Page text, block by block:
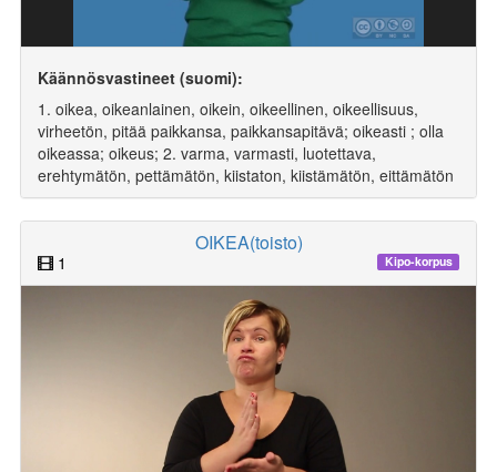
Käännösvastineet (suomi):
1. oikea, oikeanlainen, oikein, oikeellinen, oikeellisuus,
virheetön, pitää paikkansa, paikkansapitävä; oikeasti ; olla
oikeassa; oikeus; 2. varma, varmasti, luotettava,
erehtymätön, pettämätön, kiistaton, kiistämätön, eittämätön
OIKEA(toisto)
1 Kipo-korpus